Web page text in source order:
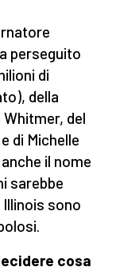
perseguito
di
della
del
di Michelle
il nome
sarebbe
Illinois sono
cosa